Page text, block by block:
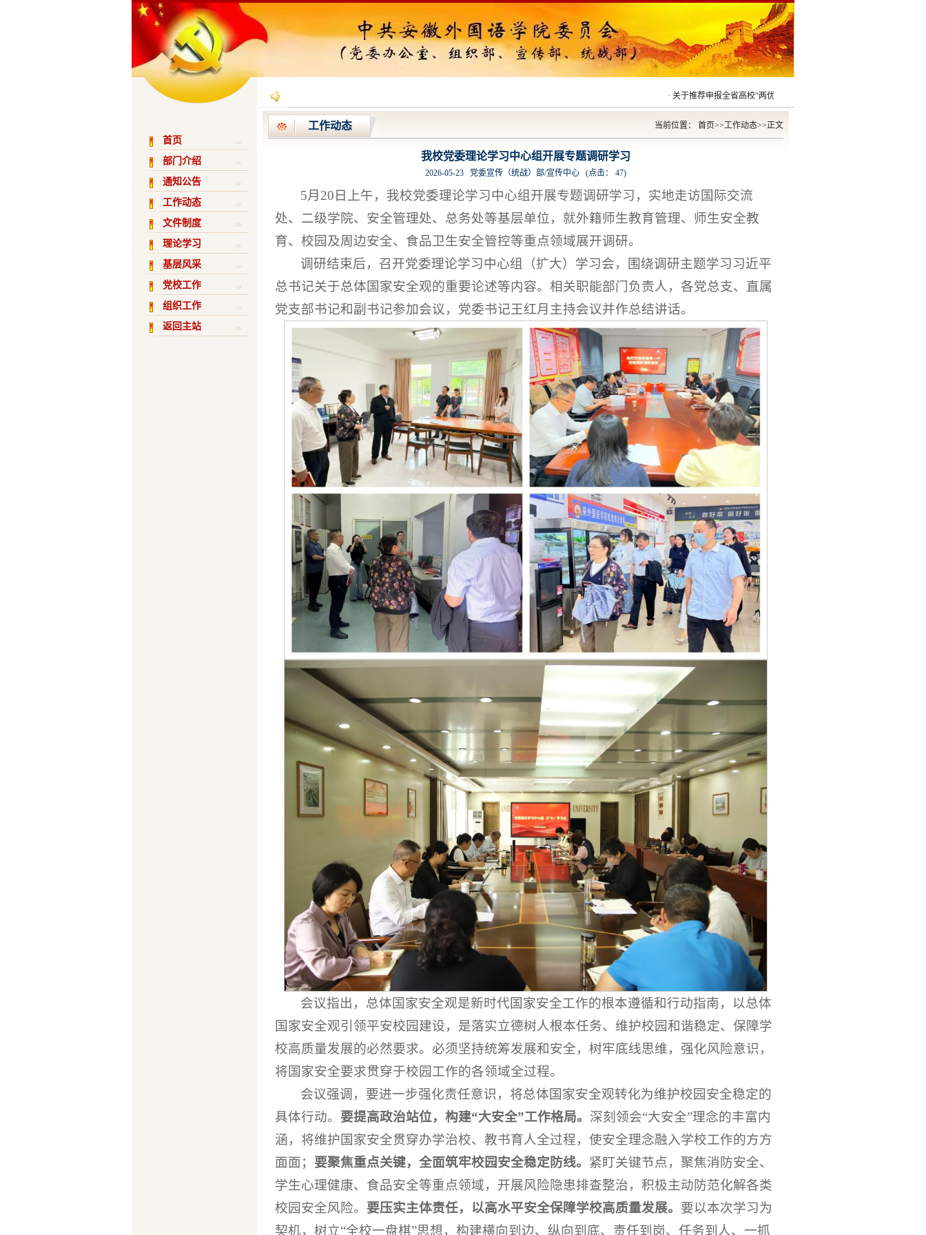
关于推荐申报全省高校“两优一先”对象的公示
首页
部门介绍
通知公告
工作动态
文件制度
理论学习
基层风采
党校工作
组织工作
返回主站
工作动态 当前位置： 首页>>工作动态>>正文
我校党委理论学习中心组开展专题调研学习
2026-05-23 党委宣传（统战）部/宣传中心 (点击： 47)
5月20日上午，我校党委理论学习中心组开展专题调研学习，实地走访国际交流
处、二级学院、安全管理处、总务处等基层单位，就外籍师生教育管理、师生安全教
育、校园及周边安全、食品卫生安全管控等重点领域展开调研。
调研结束后，召开党委理论学习中心组（扩大）学习会，围绕调研主题学习习近平
总书记关于总体国家安全观的重要论述等内容。相关职能部门负责人，各党总支、直属
党支部书记和副书记参加会议，党委书记王红月主持会议并作总结讲话。
会议指出，总体国家安全观是新时代国家安全工作的根本遵循和行动指南，以总体
国家安全观引领平安校园建设，是落实立德树人根本任务、维护校园和谐稳定、保障学
校高质量发展的必然要求。必须坚持统筹发展和安全，树牢底线思维，强化风险意识，
将国家安全要求贯穿于校园工作的各领域全过程。
会议强调，要进一步强化责任意识，将总体国家安全观转化为维护校园安全稳定的
具体行动。 要提高政治站位，构建“大安全”工作格局。 深刻领会“大安全”理念的丰富内
涵，将维护国家安全贯穿办学治校、教书育人全过程，使安全理念融入学校工作的方方
面面； 要聚焦重点关键，全面筑牢校园安全稳定防线。 紧盯关键节点，聚焦消防安全、
学生心理健康、食品安全等重点领域，开展风险隐患排查整治，积极主动防范化解各类
校园安全风险。 要压实主体责任，以高水平安全保障学校高质量发展。 要以本次学习为
契机，树立“全校一盘棋”思想，构建横向到边、纵向到底、责任到岗、任务到人、一抓